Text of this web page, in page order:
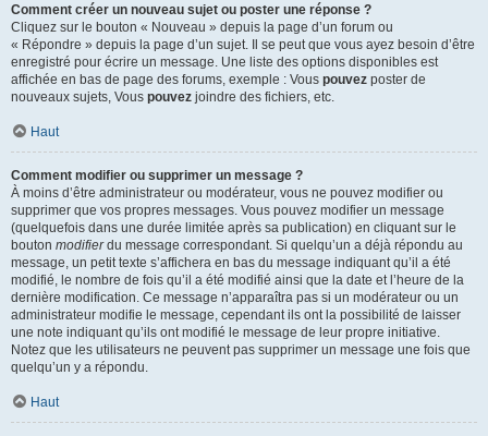
Comment créer un nouveau sujet ou poster une réponse ?
Cliquez sur le bouton « Nouveau » depuis la page d’un forum ou
« Répondre » depuis la page d’un sujet. Il se peut que vous ayez besoin d’être
enregistré pour écrire un message. Une liste des options disponibles est
affichée en bas de page des forums, exemple : Vous pouvez poster de
nouveaux sujets, Vous pouvez joindre des fichiers, etc.
Haut
Comment modifier ou supprimer un message ?
À moins d’être administrateur ou modérateur, vous ne pouvez modifier ou
supprimer que vos propres messages. Vous pouvez modifier un message
(quelquefois dans une durée limitée après sa publication) en cliquant sur le
bouton modifierdu message correspondant. Si quelqu’un a déjà répondu au
message, un petit texte s’affichera en bas du message indiquant qu’il a été
modifié, le nombre de fois qu’il a été modifié ainsi que la date et l’heure de la
dernière modification. Ce message n’apparaîtra pas si un modérateur ou un
administrateur modifie le message, cependant ils ont la possibilité de laisser
une note indiquant qu’ils ont modifié le message de leur propre initiative.
Notez que les utilisateurs ne peuvent pas supprimer un message une fois que
quelqu’un y a répondu.
Haut